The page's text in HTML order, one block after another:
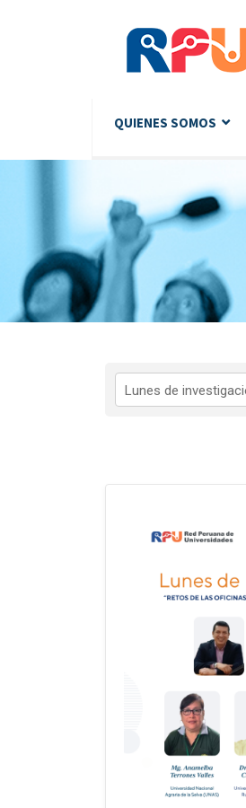
QUIENES SOMOS
Lunes de